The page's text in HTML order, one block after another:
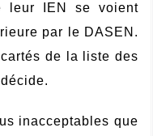
leur IEN se voient
par le DASEN.
de la liste des
inacceptables que